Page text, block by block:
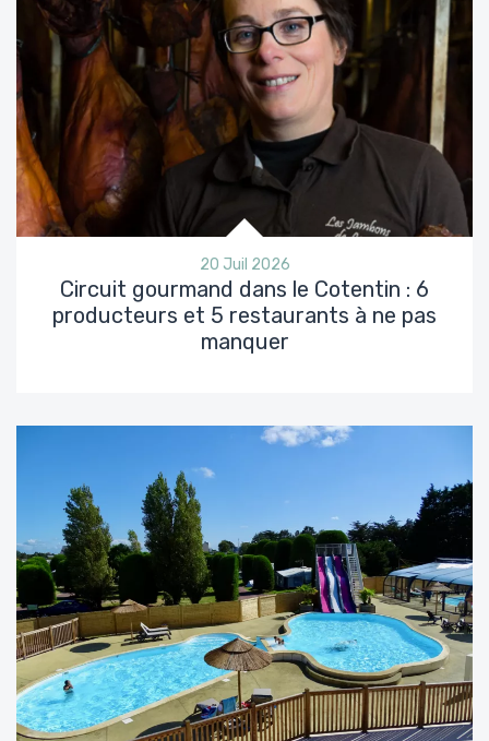
20 Juil 2026
Circuit gourmand dans le Cotentin : 6
producteurs et 5 restaurants à ne pas
manquer